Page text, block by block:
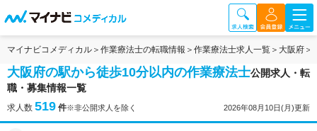
マイナビコメディカル 作業療法士の転職情報 作業療法士求人一覧 大阪府
大阪府の駅から徒歩10分以内の作業療法士公開求人・転
職・募集情報一覧
求人数 519 件※非公開求人を除く 2026年08月10日(月)更新